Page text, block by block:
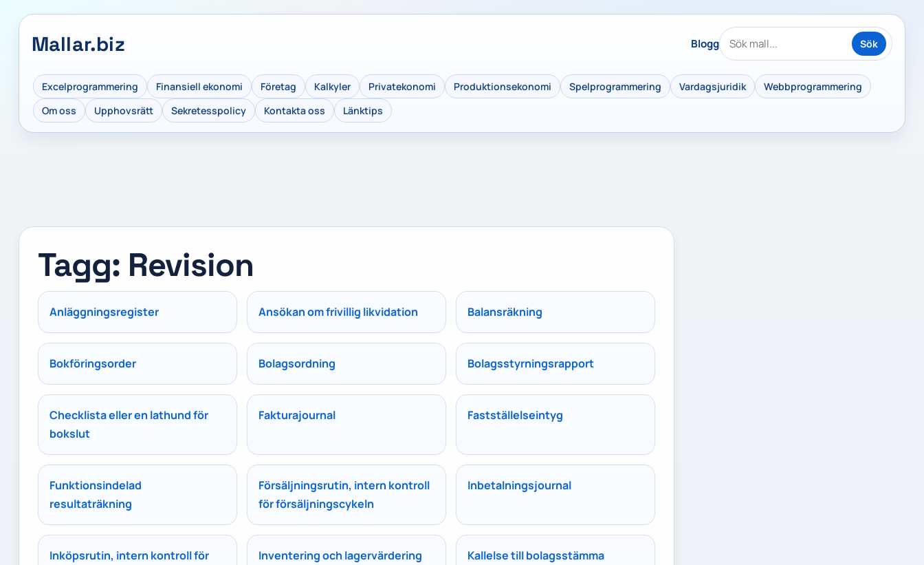
Mallar.biz Blogg Sök
Excelprogrammering Finansiell ekonomi Företag Kalkyler Privatekonomi Produktionsekonomi Spelprogrammering Vardagsjuridik
Webbprogrammering
Om oss
Upphovsrätt Sekretesspolicy Kontakta oss Länktips
Tagg: Revision
Anläggningsregister Ansökan om frivillig likvidation Balansräkning
Bokföringsorder Bolagsordning Bolagsstyrningsrapport
Checklista eller en lathund för
bokslut
Fakturajournal Fastställelseintyg
Funktionsindelad
resultaträkning
Försäljningsrutin, intern kontroll
för försäljningscykeln
Inbetalningsjournal
Inköpsrutin, intern kontroll för
Inventering och lagervärdering Kallelse till bolagsstämma